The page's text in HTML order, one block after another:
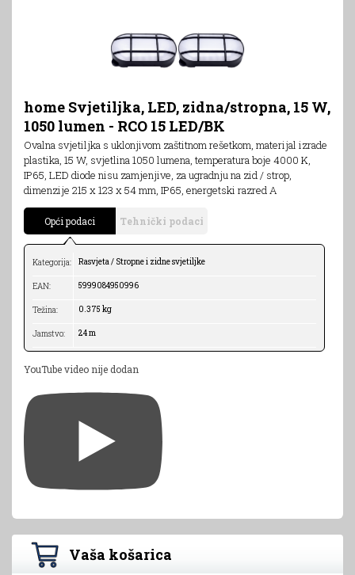
home Svjetiljka, LED, zidna/stropna, 15 W,
1050 lumen - RCO 15 LED/BK
Ovalna svjetiljka s uklonjivom zaštitnom rešetkom, materijal izrade
plastika, 15 W, svjetlina 1050 lumena, temperatura boje 4000 K,
IP65, LED diode nisu zamjenjive, za ugradnju na zid / strop,
dimenzije 215 x 123 x 54 mm, IP65, energetski razred A
Opći podaci Tehnički podaci
Kategorija: Rasvjeta / Stropne i zidne svjetiljke
EAN: 5999084950996
Težina: 0.375 kg
Jamstvo: 24 m
YouTube video nije dodan
Vaša košarica